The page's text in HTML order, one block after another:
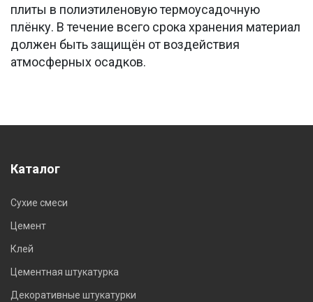
плиты в полиэтиленовую термоусадочную
плёнку. В течение всего срока хранения материал
должен быть защищён от воздействия
атмосферных осадков.
Каталог
Сухие смеси
Цемент
Клей
Цементная штукатурка
Декоративные штукатурки